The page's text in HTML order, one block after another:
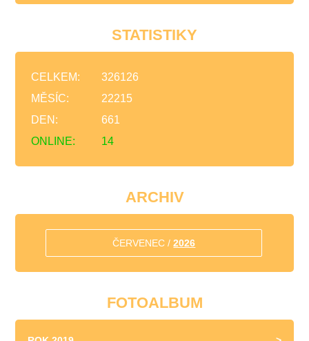
STATISTIKY
ONLINE: 14
CELKEM:
326126
MĚSÍC:
22215
DEN:
661
ARCHIV
ČERVENEC /2026
FOTOALBUM